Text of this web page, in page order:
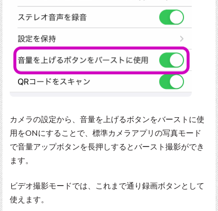
カメラの設定から、音量を上げるボタンをバーストに使
用をONにすることで、標準カメラアプリの写真モード
で音量アップボタンを長押しするとバースト撮影ができ
ます。
ビデオ撮影モードでは、これまで通り録画ボタンとして
使えます。